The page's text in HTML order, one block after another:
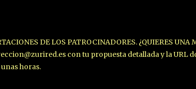
DE LOS PATROCINADORES. ¿QUIERES UNA
con tu propuesta detallada y la URL
horas.